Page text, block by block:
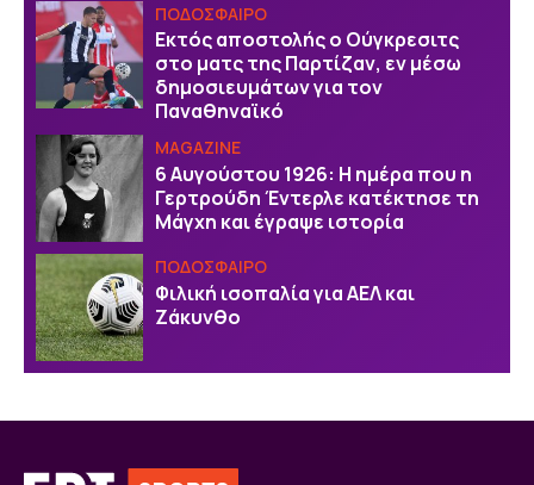
ΠΟΔΟΣΦΑΙΡΟ
Εκτός αποστολής ο Ούγκρεσιτς
στο ματς της Παρτίζαν, εν μέσω
δημοσιευμάτων για τον
Παναθηναϊκό
MAGAZINE
6 Αυγούστου 1926: Η ημέρα που η
Γερτρούδη Έντερλε κατέκτησε τη
Μάγχη και έγραψε ιστορία
ΠΟΔΟΣΦΑΙΡΟ
Φιλική ισοπαλία για ΑΕΛ και
Ζάκυνθο